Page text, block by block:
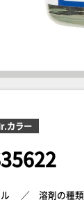
カラー
溶剤の種